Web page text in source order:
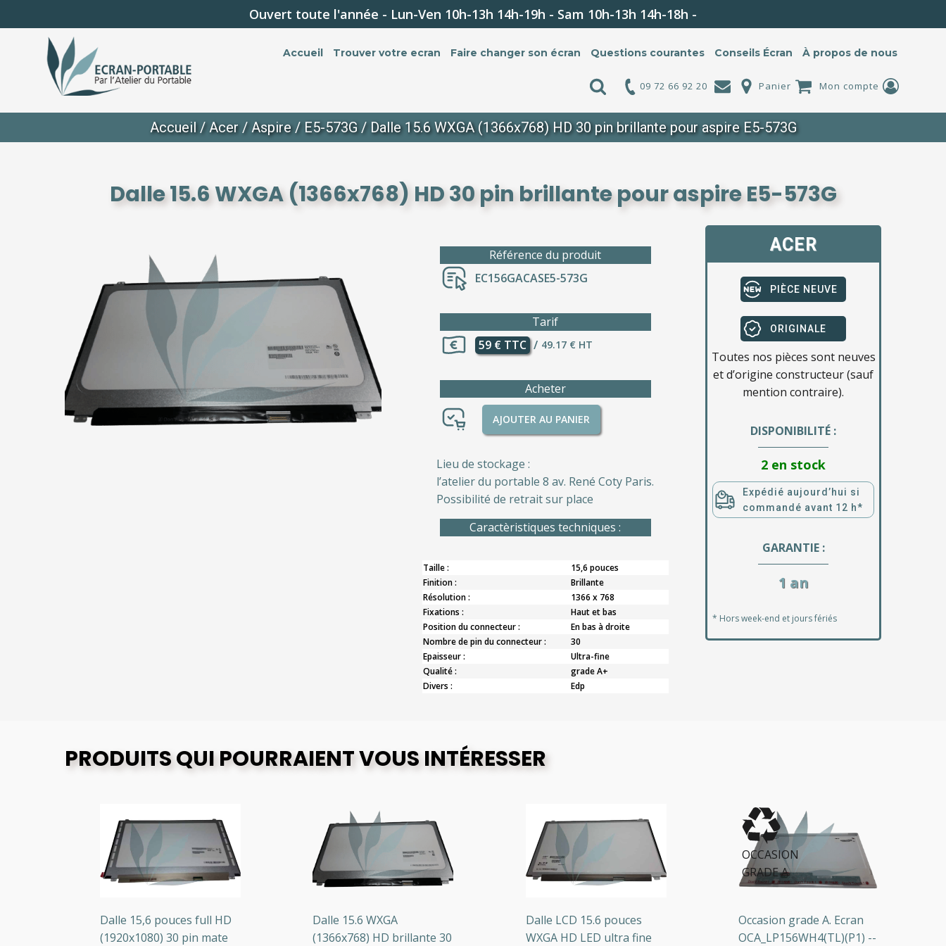
Ouvert toute l'année - Lun-Ven 10h-13h 14h-19h - Sam 10h-13h 14h-18h -
Accueil Trouver votre ecran Faire changer son écran Questions courantes Conseils Écran À propos de nous
09 72 66 92 20 Panier Mon compte
Accueil/ Acer/ Aspire/ E5-573G/ Dalle 15.6 WXGA (1366x768) HD 30 pin brillante pour aspire E5-573G
Dalle 15.6 WXGA (1366x768) HD 30 pin brillante pour aspire E5-573G
Référence du produit
EC156GACASE5-573G
Tarif
59 € TTC / 49.17 € HT
Acheter
AJOUTER AU PANIER
Lieu de stockage :
l’atelier du portable 8 av. René Coty Paris.
Possibilité de retrait sur place
Caractèristiques techniques :
Taille :
15,6 pouces
Finition :
Brillante
Résolution :
1366 x 768
Fixations :
Haut et bas
Position du connecteur :
En bas à droite
Nombre de pin du connecteur :
30
Epaisseur :
Ultra-fine
Qualité :
grade A+
Divers :
Edp
ACER
PIÈCE NEUVE
ORIGINALE
Toutes nos pièces sont neuves
et d’origine constructeur (sauf
mention contraire).
DISPONIBILITÉ :
2 en stock
Expédié aujourd’hui si
commandé avant 12 h*
GARANTIE :
1 an
* Hors week-end et jours fériés
PRODUITS QUI POURRAIENT VOUS INTÉRESSER
Dalle 15,6 pouces full HD
(1920x1080) 30 pin mate
Dalle 15.6 WXGA
(1366x768) HD brillante 30
Dalle LCD 15.6 pouces
WXGA HD LED ultra fine
OCCASION
GRADE A
Occasion grade A. Ecran
OCA_LP156WH4(TL)(P1) --